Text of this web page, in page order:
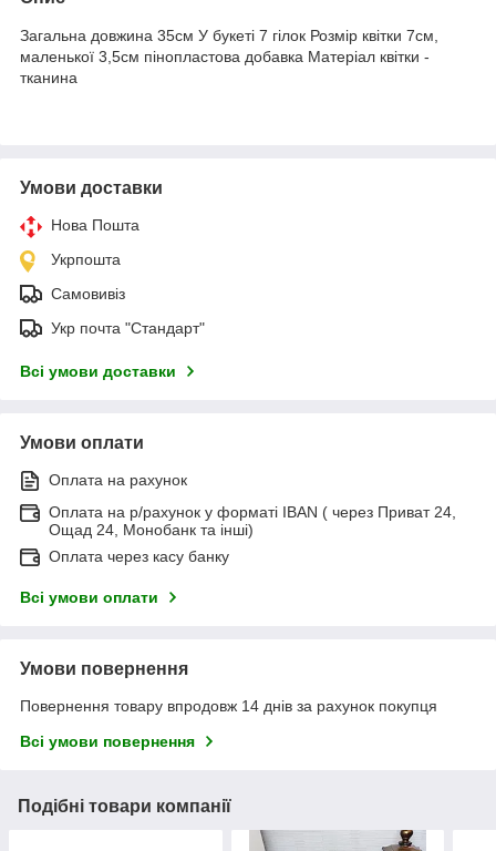
Загальна довжина 35см У букеті 7 гілок Розмір квітки 7см,
маленької 3,5см пінопластова добавка Матеріал квітки -
тканина
Умови доставки
Нова Пошта
Укрпошта
Самовивіз
Укр почта "Стандарт"
Всі умови доставки
Умови оплати
Оплата на рахунок
Оплата на р/рахунок у форматі IBAN ( через Приват 24,
Ощад 24, Монобанк та інші)
Оплата через касу банку
Всі умови оплати
Умови повернення
Повернення товару впродовж 14 днів за рахунок покупця
Всі умови повернення
Подібні товари компанії